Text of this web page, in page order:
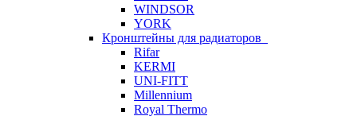
WINDSOR
YORK
Кронштейны для радиаторов
Rifar
KERMI
UNI-FITT
Millennium
Royal Thermo